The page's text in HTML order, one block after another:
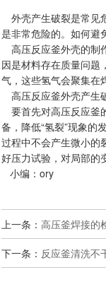
外壳产生破裂是常见
是非常危险的。如何避
高压反应釜外壳的制
因是材料存在质量问题
气，这些氢气会聚集在
高压反应釜外壳产生
要首先对高压反应釜
备，降低“氢裂”现象的
过程中不会产生微小的
好压力试验，对局部的
小编：ory
上一条： 高压釜焊接的
下一条： 反应釜清洗不